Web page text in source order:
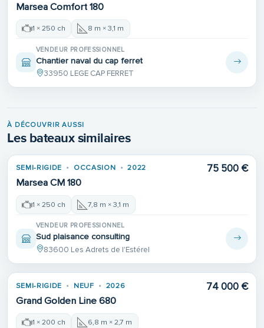
Marsea Comfort 180
1 × 250 ch 8 m × 3,1 m
VENDEUR PROFESSIONNEL
Chantier naval du cap ferret
33950 LEGE CAP FERRET
À DÉCOUVRIR AUSSI
Les bateaux similaires
SEMI-RIGIDE OCCASION 2022
Marsea CM 180
75 500 €
1 × 250 ch 7,8 m × 3,1 m
VENDEUR PROFESSIONNEL
Sud plaisance consulting
83600 Les Adrets de l'Estérel
SEMI-RIGIDE NEUF 2026
Grand Golden Line 680
74 000 €
1 × 200 ch 6,8 m × 2,7 m